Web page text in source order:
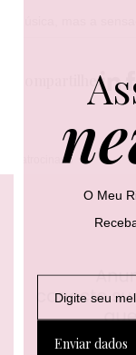
música, mas a
Compartilhe:
Patrocinado
O Meu
m
m
m
Enviar dados